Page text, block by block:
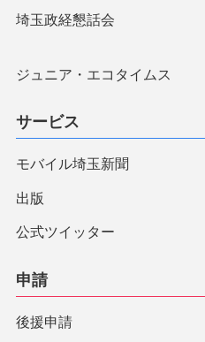
埼玉政経懇話会
ジュニア・エコタイムス
サービス
モバイル埼玉新聞
出版
公式ツイッター
申請
後援申請